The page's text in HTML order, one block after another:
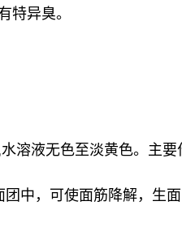
特异臭。
溶液无色至淡黄色。主
中，可使面筋降解，生